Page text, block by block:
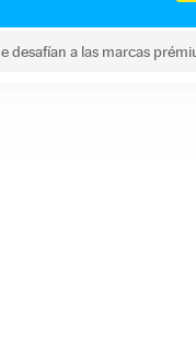
desafían a las marcas